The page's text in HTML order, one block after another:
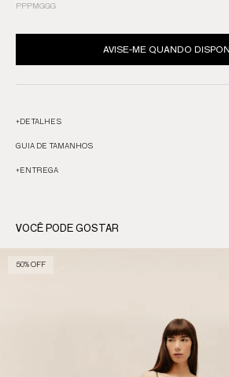
PPPMGGG
AVISE-ME QUANDO
+DETALHES
GUIA DE TAMANHOS
+ENTREGA
VOCÊ PODE GOSTAR
50% OFF